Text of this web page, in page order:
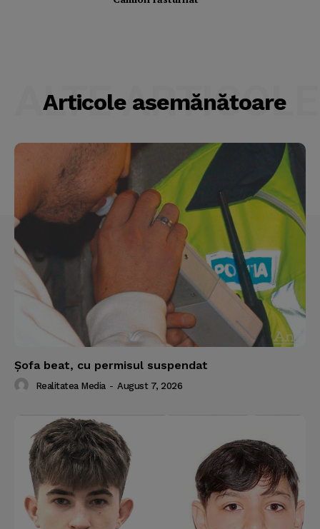
Articole asemănătoare
ALTE ARTICOLE
Şofa beat, cu permisul suspendat
Realitatea Media - August 7, 2026